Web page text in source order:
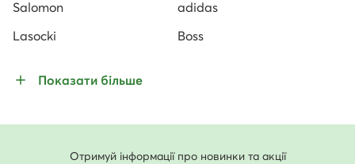
Salomon
adidas
Lasocki
Boss
Показати більше
Отримуй інформації про новинки та акції